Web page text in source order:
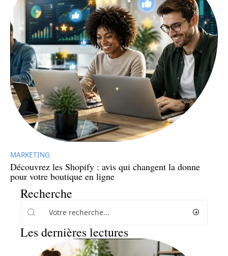
MARKETING
Découvrez les Shopify : avis qui changent la donne
pour votre boutique en ligne
Recherche
Les dernières lectures